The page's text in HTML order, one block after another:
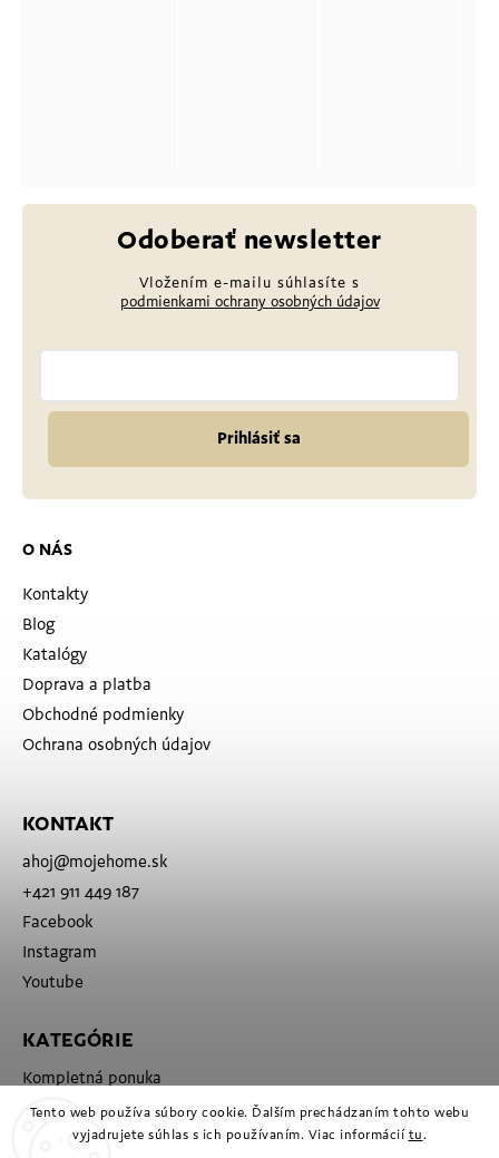
Tento web používa súbory cookie. Ďalším prechádzaním tohto webu
vyjadrujete súhlas s ich používaním. Viac informácií tu.
O NÁS
Kontakty
Blog
Katalógy
Doprava a platba
Obchodné podmienky
Ochrana osobných údajov
KONTAKT
ahoj@mojehome.sk
+421 911 449 187
Facebook
Instagram
Youtube
Odoberať newsletter
Vložením e-mailu súhlasíte s
podmienkami ochrany osobných údajov
Prihlásiť sa
KATEGÓRIE
Kompletná ponuka
Značky